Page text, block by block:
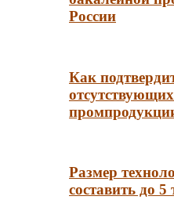
России
Как
отсутствующих
Размер
составить до